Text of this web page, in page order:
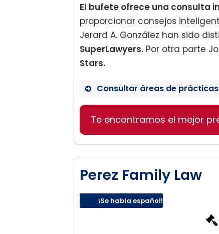
El bufete ofrece una consulta
proporcionar consejos
Jerard A. González han sido
SuperLawyers. Por otra parte
Stars.
Consultar áreas de prácticas
Divorcio
Bancarrota
Casos de Lesiones
Te encontramos el mejor
Perez Family Law
¡Se habla español!